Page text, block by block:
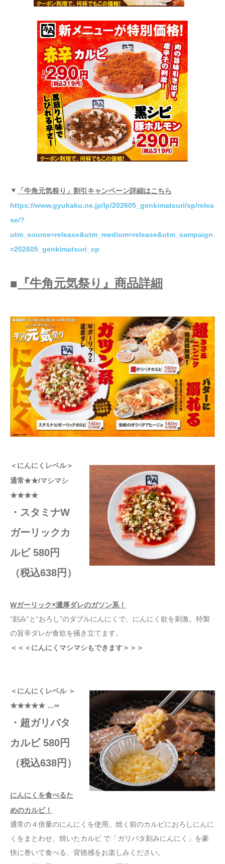
▼
「牛角元気祭り」割引キャンペーン詳細はこちら
https://www.gyukaku.ne.jp/lp/202605_genkimatsuri/sp/relea
se/?
utm_source=release&utm_medium=release&utm_campaign
=202605_genkimatsuri_cp
■ 『牛角元気祭り』商品詳細
＜にんにくレベル＞
通常★★/マシマシ
★★★★
・スタミナW
ガーリックカ
ルビ 580円
（税込638円）
Wガーリック×濃厚ダレのガツン系！
“刻み”と“おろし”のダブルにんにくで、にんにく欲を刺激。特製
の旨辛ダレが食欲を掻き立てます。
＜＜＜にんにくマシマシもできます＞＞＞
＜にんにくレベル ＞
★★★★★ …∞
・超ガリバタ
カルビ 580円
（税込638円）
にんにくを食べるた
めのカルビ！
通常の４倍量のにんにくを使用。焼く前のカルビにおろしにんに
くをまとわせ、焼いたカルビ で「ガリバタ刻みにんにく」を豪
快に巻いて食べる、背徳感をお楽しみください。